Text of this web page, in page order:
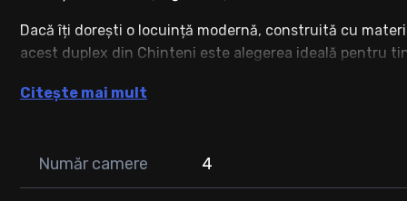
Dacă îți dorești o locuință modernă, construită cu
acest duplex din Chinteni este alegerea ideală pentru
📐 Suprafață utilă : 120 mp
🔹 Parter:
Citește mai mult
Număr camere 4